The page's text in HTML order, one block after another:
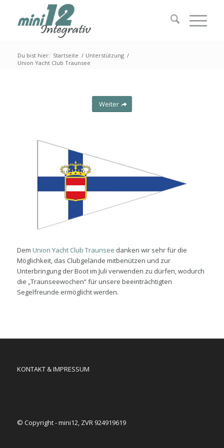
Du bist hier: Startseite / Unterstützung /
Union Yacht Club Traunsee
Weiter
Dem Union Yacht Club Traunsee danken wir sehr für die
Möglichkeit, das Clubgelände mitbenützen und zur
Unterbringung der Boot im Juli verwenden zu dürfen, wodurch
die „Traunseewochen“ für unsere beeinträchtigten
Segelfreunde ermöglicht werden.
KONTAKT & IMPRESSUM
© Copyright - mini12, ZVR 924919619